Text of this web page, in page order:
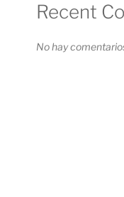
Recent
No hay